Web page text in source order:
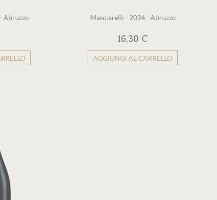
- Abruzzo Masciarelli - 2024- Abruzzo
16,30 €
AGGIUNGI AL CARRELLO